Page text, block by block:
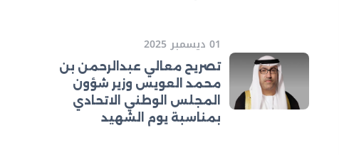
01 ديسمبر 2025
تصريح معالي عبدالرحمن بن
محمد العويس وزير شؤون
المجلس الوطني الاتحادي
بمناسبة يوم الشهيد